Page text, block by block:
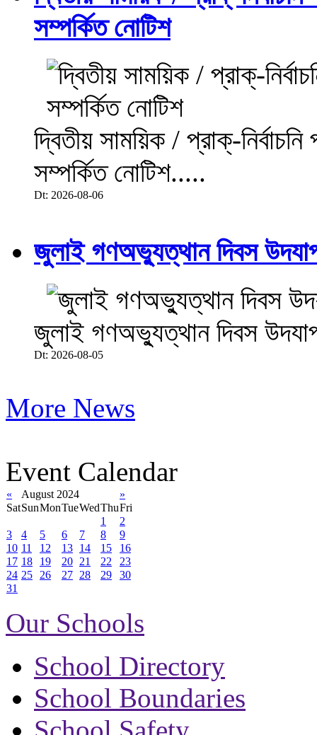
সম্পর্কিত নোটিশ
দ্বিতীয় সাময়িক / প্রাক্-
সম্পর্কিত নোটিশ.....
Dt: 2026-08-06
জুলাই গণঅভ্যুত্থান দিবস
জুলাই গণঅভ্যুত্থান দিবস
Dt: 2026-08-05
More News
Event Calendar
« August 2024
»
SatSunMonTueWedThuFri
1
2
3
4 5 6 7 8
9
10 11 12 13 14 15
16
17 18 19 20 21 22
23
24 25 26 27 28 29
30
31
Our Schools
School Directory
School Boundaries